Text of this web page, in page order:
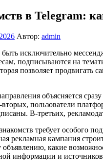
в Telegram:
Автор: admin
быть исключительно
подписываются на
позволяет
объясняется
пользователи
В-третьих,
требует особого
рекламная кампания
объявлению, какие
информации и